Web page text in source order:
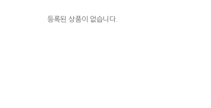
등록된 상품이 없습니다.